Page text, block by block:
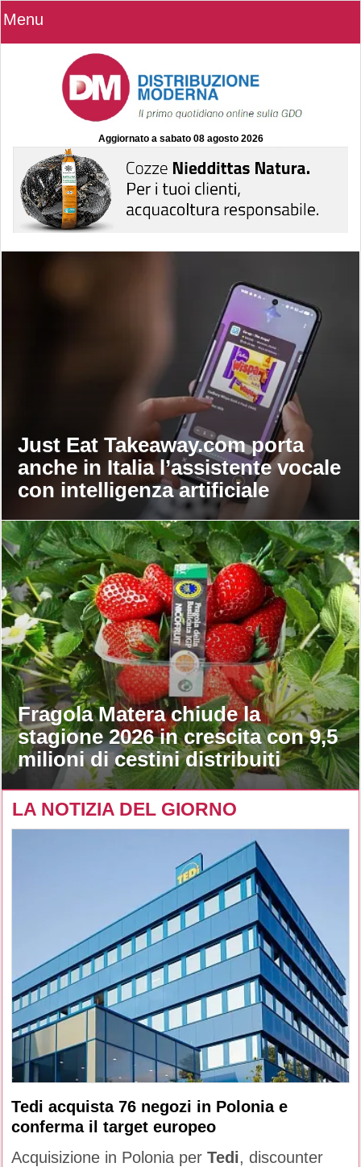
Menu
Aggiornato a sabato 08 agosto 2026
Just Eat Takeaway.com porta
anche in Italia l’assistente vocale
con intelligenza artificiale
Fragola Matera chiude la
stagione 2026 in crescita con 9,5
milioni di cestini distribuiti
LA NOTIZIA DEL GIORNO
Tedi acquista 76 negozi in Polonia e
conferma il target europeo
Acquisizione in Polonia per Tedi, discounter